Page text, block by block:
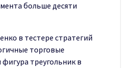
больше десяти
в тестере стратегий
торговые
треугольник в